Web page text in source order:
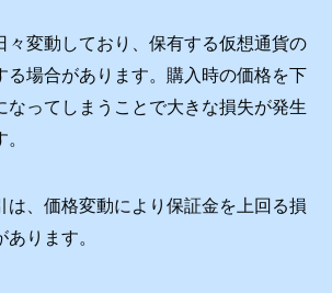
々変動しており、保有する仮想通貨の
る場合があります。購入時の価格を下
なってしまうことで大きな損失が発生
は、価格変動により保証金を上回る損
ります。